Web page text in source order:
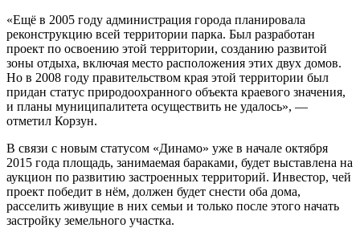
«Ещё в 2005 году администрация города планировала
реконструкцию всей территории парка. Был разработан
проект по освоению этой территории, созданию развитой
зоны отдыха, включая место расположения этих двух домов.
Но в 2008 году правительством края этой территории был
придан статус природоохранного объекта краевого значения,
и планы муниципалитета осуществить не удалось», —
отметил Корзун.
В связи с новым статусом «Динамо» уже в начале октября
2015 года площадь, занимаемая бараками, будет выставлена на
аукцион по развитию застроенных территорий. Инвестор, чей
проект победит в нём, должен будет снести оба дома,
расселить живущие в них семьи и только после этого начать
застройку земельного участка.